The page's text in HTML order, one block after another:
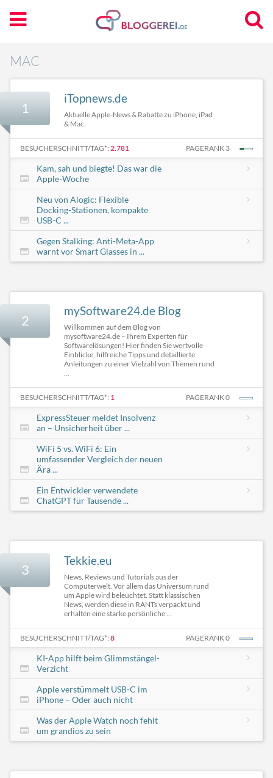
MAC
1
iTopnews.de
Aktuelle Apple-News & Rabatte zu iPhone, iPad
& Mac.
BESUCHERSCHNITT/TAG*: 2.781 PAGERANK 3
Kam, sah und biegte! Das war die
Apple-Woche
Neu von Alogic: Flexible
Docking-Stationen, kompakte
USB-C ...
Gegen Stalking: Anti-Meta-App
warnt vor Smart Glasses in ...
2
mySoftware24.de Blog
Willkommen auf dem Blog von
mysoftware24.de – Ihrem Experten für
Softwarelösungen! Hier finden Sie wertvolle
Einblicke, hilfreiche Tipps und detaillierte
Anleitungen zu einer Vielzahl von Themen rund
...
BESUCHERSCHNITT/TAG*: 1 PAGERANK 0
ExpressSteuer meldet Insolvenz
an – Unsicherheit über ...
WiFi 5 vs. WiFi 6: Ein
umfassender Vergleich der neuen
Ära ...
Ein Entwickler verwendete
ChatGPT für Tausende ...
3
Tekkie.eu
News, Reviews und Tutorials aus der
Computerwelt. Vor allem das Universum rund
um Apple wird beleuchtet. Statt klassischen
News, werden diese in RANTs verpackt und
erhalten eine starke persönliche ...
BESUCHERSCHNITT/TAG*: 8 PAGERANK 0
KI-App hilft beim Glimmstängel-
Verzicht
Apple verstümmelt USB-C im
iPhone – Oder auch nicht
Was der Apple Watch noch fehlt
um grandios zu sein